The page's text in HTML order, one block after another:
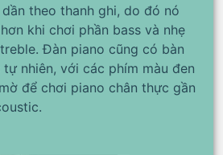
theo thanh ghi, do đó nó
khi chơi phần bass và nhẹ
Đàn piano cũng có bàn
nhiên, với các phím màu đen
để chơi piano chân thực gần